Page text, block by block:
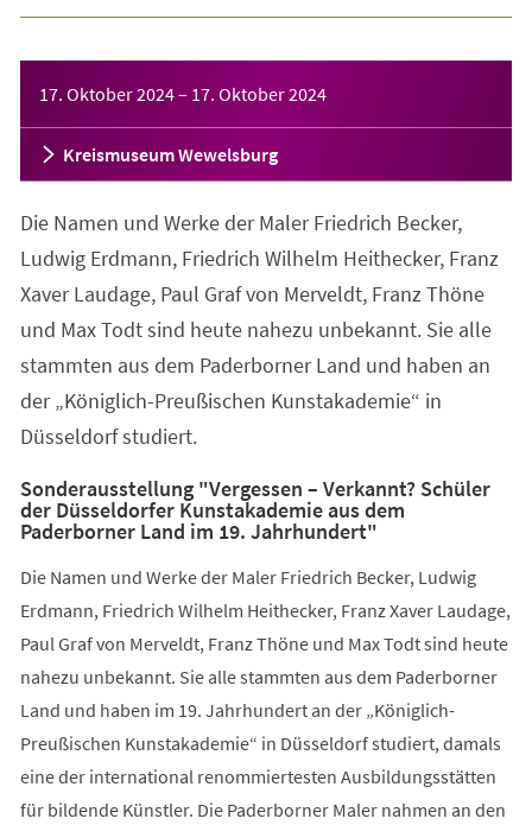
17. Oktober 2024– 17. Oktober 2024
Kreismuseum Wewelsburg
Die Namen und Werke der Maler Friedrich Becker,
Ludwig Erdmann, Friedrich Wilhelm Heithecker, Franz
Xaver Laudage, Paul Graf von Merveldt, Franz Thöne
und Max Todt sind heute nahezu unbekannt. Sie alle
stammten aus dem Paderborner Land und haben an
der „Königlich-Preußischen Kunstakademie“ in
Düsseldorf studiert.
Sonderausstellung "Vergessen – Verkannt? Schüler
der Düsseldorfer Kunstakademie aus dem
Paderborner Land im 19. Jahrhundert"
Die Namen und Werke der Maler Friedrich Becker, Ludwig
Erdmann, Friedrich Wilhelm Heithecker, Franz Xaver Laudage,
Paul Graf von Merveldt, Franz Thöne und Max Todt sind heute
nahezu unbekannt. Sie alle stammten aus dem Paderborner
Land und haben im 19. Jahrhundert an der „Königlich-
Preußischen Kunstakademie“ in Düsseldorf studiert, damals
eine der international renommiertesten Ausbildungsstätten
für bildende Künstler. Die Paderborner Maler nahmen an den